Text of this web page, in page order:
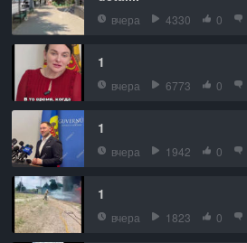
вчера 4330 0
1
вчера 6773 0
1
вчера 1942 0
1
вчера 1823 0